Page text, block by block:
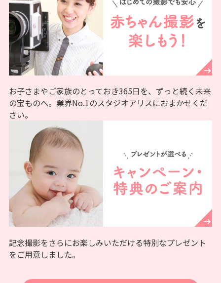
お子さまやご家族のとっておき365日を、ずっと続く未来
の宝ものへ。業界No.1のスタジオアリスにおまかせくだ
さい。
記念撮影をさらにお楽しみいただける特別なプレゼント
をご用意しました。